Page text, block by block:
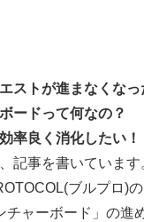
ストが進まなくなっ
ードって何なの？
率良く消化したい！
記事を書いています
ブルプロ)
チャーボード」の進